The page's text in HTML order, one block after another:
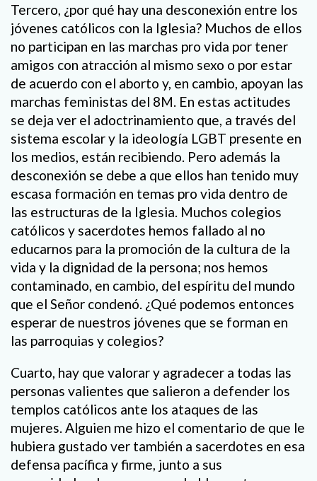
Tercero, ¿por qué hay una desconexión entre los
jóvenes católicos con la Iglesia? Muchos de ellos
no participan en las marchas pro vida por tener
amigos con atracción al mismo sexo o por estar
de acuerdo con el aborto y, en cambio, apoyan las
marchas feministas del 8M. En estas actitudes
se deja ver el adoctrinamiento que, a través del
sistema escolar y la ideología LGBT presente en
los medios, están recibiendo. Pero además la
desconexión se debe a que ellos han tenido muy
escasa formación en temas pro vida dentro de
las estructuras de la Iglesia. Muchos colegios
católicos y sacerdotes hemos fallado al no
educarnos para la promoción de la cultura de la
vida y la dignidad de la persona; nos hemos
contaminado, en cambio, del espíritu del mundo
que el Señor condenó. ¿Qué podemos entonces
esperar de nuestros jóvenes que se forman en
las parroquias y colegios?
Cuarto, hay que valorar y agradecer a todas las
personas valientes que salieron a defender los
templos católicos ante los ataques de las
mujeres. Alguien me hizo el comentario de que le
hubiera gustado ver también a sacerdotes en esa
defensa pacífica y firme, junto a sus